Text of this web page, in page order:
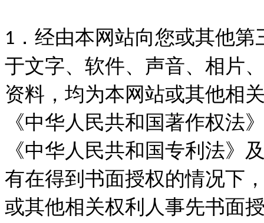
1 ．经由本网站向您或其他
于文字、软件、声音、相片
资料，均为本网站或其他相
《中华人民共和国著作权法
《中华人民共和国专利法》
有在得到书面授权的情况下
或其他相关权利人事先书面